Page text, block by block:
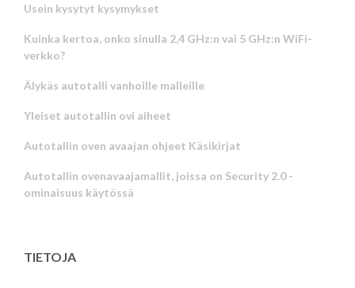
Usein kysytyt kysymykset
Kuinka kertoa, onko sinulla 2,4 GHz:n vai 5 GHz:n WiFi-
verkko?
Älykäs autotalli vanhoille malleille
Yleiset autotallin ovi aiheet
Autotallin oven avaajan ohjeet Käsikirjat
Autotallin ovenavaajamallit, joissa on Security 2.0 -
ominaisuus käytössä
TIETOJA